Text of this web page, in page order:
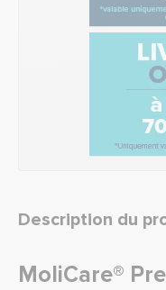
Description du
MoliCare®